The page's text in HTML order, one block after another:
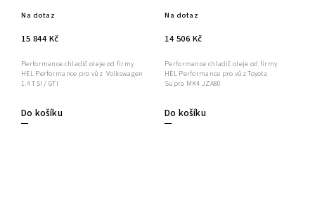
Na dotaz
15 844 Kč
Do košíku
Performance chladič oleje od firmy
HEL Performance pro vůz Volkswagen
1.4 TSI / GTI
Na dotaz
14 506 Kč
Do košíku
Performance chladič oleje od firmy
HEL Performance pro vůz Toyota
Supra MK4 JZA80